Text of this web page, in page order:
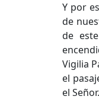
Y por
de
de
Vigilia
el
el Señor.